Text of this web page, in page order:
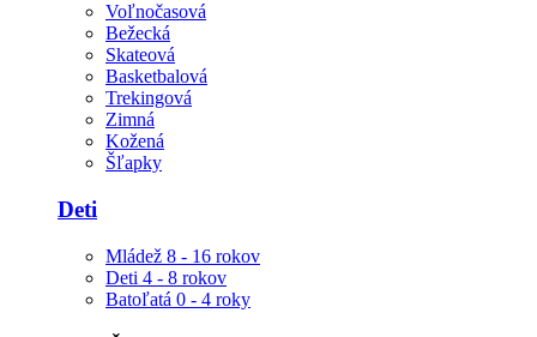
Voľnočasová
Bežecká
Skateová
Basketbalová
Trekingová
Zimná
Kožená
Šľapky
Deti
Mládež 8 - 16 rokov
Deti 4 - 8 rokov
Batoľatá 0 - 4 roky